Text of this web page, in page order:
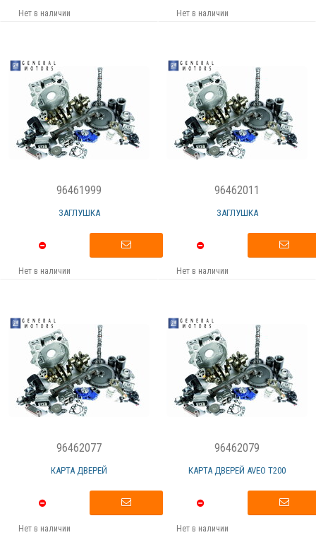
Нет в наличии Нет в наличии
96461999
ЗАГЛУШКА
Нет в наличии
96462011
ЗАГЛУШКА
Нет в наличии
96462077
КАРТА ДВЕРЕЙ
Нет в наличии
96462079
КАРТА ДВЕРЕЙ AVEO Т200
Нет в наличии